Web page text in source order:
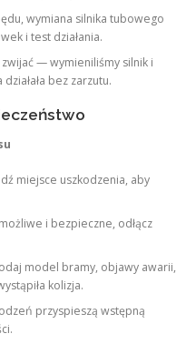
wymiana silnika tubowego
i test działania.
— wymieniliśmy silnik i
bez zarzutu.
miejsce uszkodzenia, aby
i bezpieczne, odłącz
model bramy, objawy awarii,
kolizja.
przyspieszą wstępną